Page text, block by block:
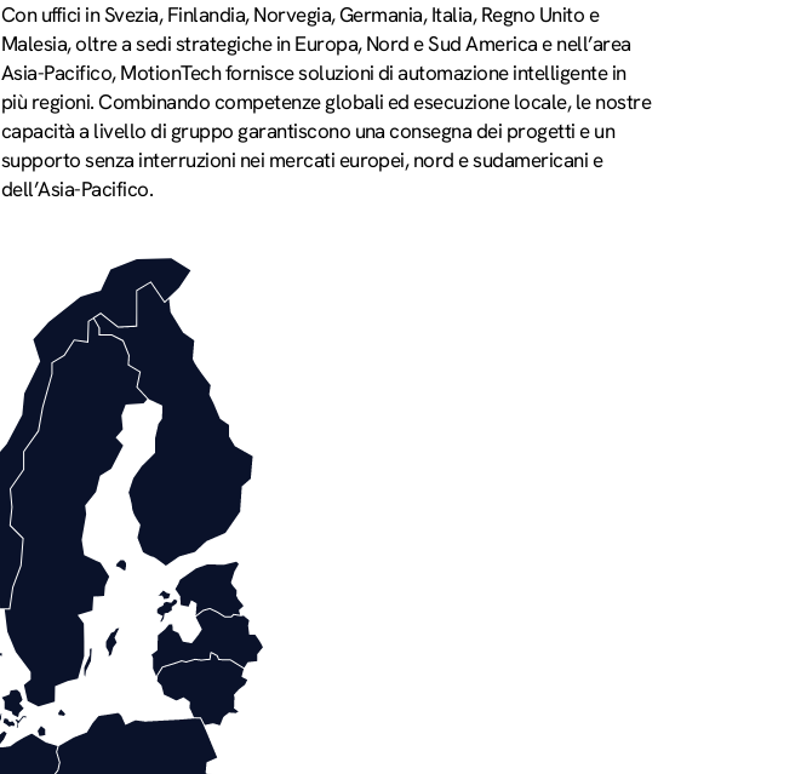
Con uffici in Svezia, Finlandia, Norvegia, Germania, Italia, Regno Unito e
Malesia, oltre a sedi strategiche in Europa, Nord e Sud America e nell’area
Asia-Pacifico, MotionTech fornisce soluzioni di automazione intelligente in
più regioni. Combinando competenze globali ed esecuzione locale, le nostre
capacità a livello di gruppo garantiscono una consegna dei progetti e un
supporto senza interruzioni nei mercati europei, nord e sudamericani e
dell’Asia-Pacifico.